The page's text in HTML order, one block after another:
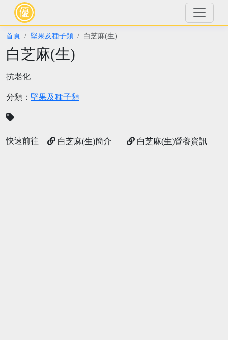
首頁 堅果及種子類 白芝麻(生)
白芝麻(生)
抗老化
分類： 堅果及種子類
快速前往 白芝麻(生)簡介 白芝麻(生)營養資訊